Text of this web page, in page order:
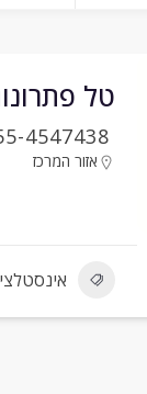
טל
4547438
אזור המרכז